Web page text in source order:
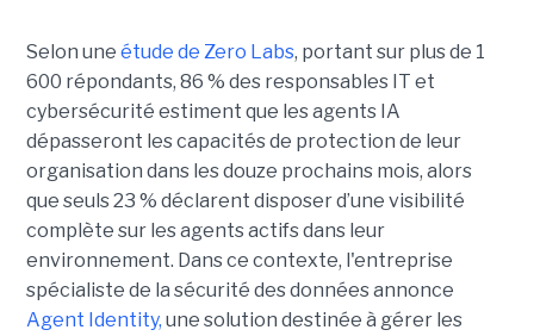
Selon une étude de Zero Labs, portant sur plus de 1
600 répondants, 86 % des responsables IT et
cybersécurité estiment que les agents IA
dépasseront les capacités de protection de leur
organisation dans les douze prochains mois, alors
que seuls 23 % déclarent disposer d’une visibilité
complète sur les agents actifs dans leur
environnement. Dans ce contexte, l'entreprise
spécialiste de la sécurité des données annonce
Agent Identity, une solution destinée à gérer les